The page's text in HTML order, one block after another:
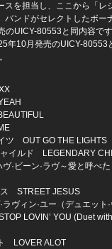
スを担当し、ここから「レ
バンドがセレクトしたボー
UICY-80553と同内容です
年10月発売のUICY-80553
ツ OUT GO THE LIGHTS
ャイルド LEGENDARY
ヴ·ビーン·ラヴ～愛と呼べ
ス STREET JESUS
ラヴィン·ユー（デュエット
LOVIN’ YOU (Duet
LOVER ALOT